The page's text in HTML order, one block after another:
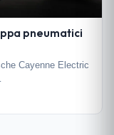
pneumatici
Cayenne Electric